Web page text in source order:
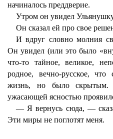
начиналось преддверие.
Утром он увидел
Он сказал ей про свое
И вдруг словно молния
Он увидел (или это было
что-то тайное, великое,
родное, вечно-русское, что
жизнь, но было
ужасающей ясностью
— Я вернусь сюда, —
Эти миры не поглотят меня.